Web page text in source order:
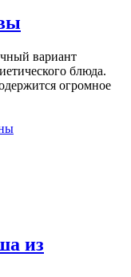
вариант
блюда.
огромное
из